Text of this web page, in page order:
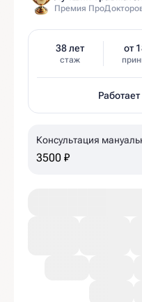
Премия
38 лет
стаж
от
Консультация
3500 ₽